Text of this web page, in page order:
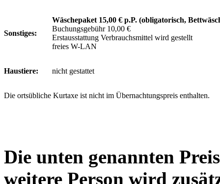
Sonstiges:
Wäschepaket 15,00 € p.P. (obligatorisch,
Buchungsgebühr 10,00 €
Erstausstattung Verbrauchsmittel wird gestellt
freies W-LAN
Haustiere: nicht gestattet
Die ortsübliche Kurtaxe ist nicht im Übernachtungspreis enthalten.
Die unten genannten
weitere Person wird